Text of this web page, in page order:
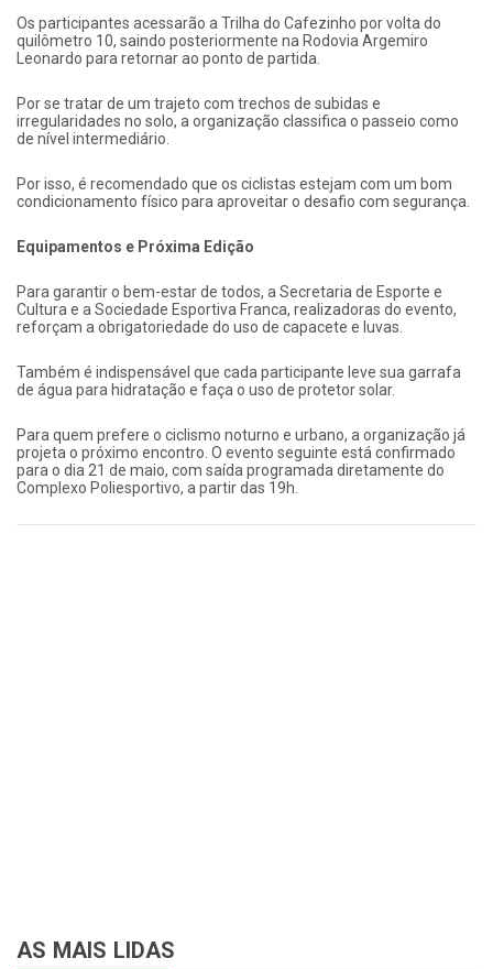
Os participantes acessarão a Trilha do Cafezinho por volta do
quilômetro 10, saindo posteriormente na Rodovia Argemiro
Leonardo para retornar ao ponto de partida.
Por se tratar de um trajeto com trechos de subidas e
irregularidades no solo, a organização classifica o passeio como
de nível intermediário.
Por isso, é recomendado que os ciclistas estejam com um bom
condicionamento físico para aproveitar o desafio com segurança.
Equipamentos e Próxima Edição
Para garantir o bem-estar de todos, a Secretaria de Esporte e
Cultura e a Sociedade Esportiva Franca, realizadoras do evento,
reforçam a obrigatoriedade do uso de capacete e luvas.
Também é indispensável que cada participante leve sua garrafa
de água para hidratação e faça o uso de protetor solar.
Para quem prefere o ciclismo noturno e urbano, a organização já
projeta o próximo encontro. O evento seguinte está confirmado
para o dia 21 de maio, com saída programada diretamente do
Complexo Poliesportivo, a partir das 19h.
AS MAIS LIDAS